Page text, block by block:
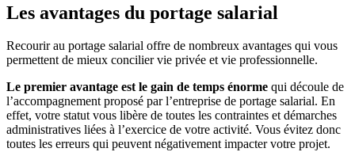
Les avantages du portage salarial
Recourir au portage salarial offre de nombreux avantages qui vous
permettent de mieux concilier vie privée et vie professionnelle.
Le premier avantage est le gain de temps énorme qui découle de
l’accompagnement proposé par l’entreprise de portage salarial. En
effet, votre statut vous libère de toutes les contraintes et démarches
administratives liées à l’exercice de votre activité. Vous évitez donc
toutes les erreurs qui peuvent négativement impacter votre projet.